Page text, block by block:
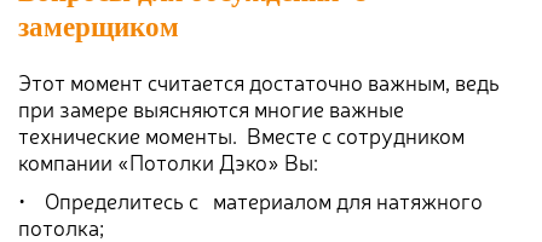
замерщиком
Этот момент считается достаточно важным, ведь
при замере выясняются многие важные
технические моменты. Вместе с сотрудником
компании «Потолки Дэко» Вы:
• Определитесь с материалом для натяжного
потолка;